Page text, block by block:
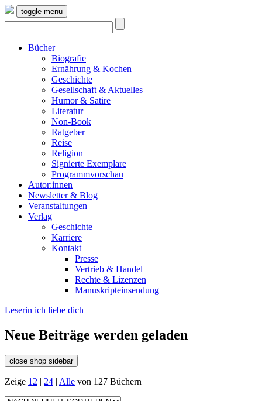
toggle menu
Bücher
Biografie
Ernährung & Kochen
Geschichte
Gesellschaft & Aktuelles
Humor & Satire
Literatur
Non-Book
Ratgeber
Reise
Religion
Signierte Exemplare
Programmvorschau
Autor:innen
Newsletter & Blog
Veranstaltungen
Verlag
Geschichte
Karriere
Kontakt
Presse
Vertrieb & Handel
Rechte & Lizenzen
Manuskripteinsendung
Leserin ich liebe dich
Neue Beiträge werden geladen
close shop sidebar
Zeige 12 | 24 | Alle von 127 Büchern